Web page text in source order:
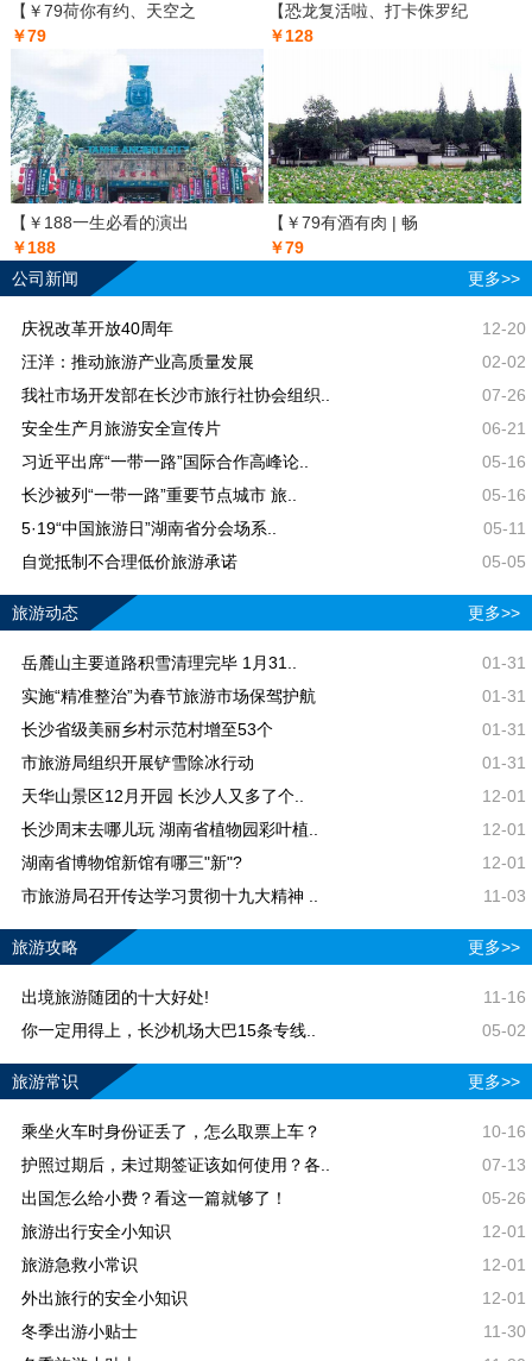
【￥79荷你有约、天空之
￥79
【恐龙复活啦、打卡侏罗纪
￥128
【￥188一生必看的演出
￥188
【￥79有酒有肉 | 畅
￥79
公司新闻
更多>>
庆祝改革开放40周年
12-20
汪洋：推动旅游产业高质量发展
02-02
我社市场开发部在长沙市旅行社协会组织..
07-26
安全生产月旅游安全宣传片
06-21
习近平出席“一带一路”国际合作高峰论..
05-16
长沙被列“一带一路”重要节点城市 旅..
05-16
5·19“中国旅游日”湖南省分会场系..
05-11
自觉抵制不合理低价旅游承诺
05-05
旅游动态 更多>>
岳麓山主要道路积雪清理完毕 1月31..
01-31
实施“精准整治”为春节旅游市场保驾护航
01-31
长沙省级美丽乡村示范村增至53个
01-31
市旅游局组织开展铲雪除冰行动
01-31
天华山景区12月开园 长沙人又多了个..
12-01
长沙周末去哪儿玩 湖南省植物园彩叶植..
12-01
湖南省博物馆新馆有哪三"新"?
12-01
市旅游局召开传达学习贯彻十九大精神 ..
11-03
旅游攻略 更多>>
出境旅游随团的十大好处!
11-16
你一定用得上，长沙机场大巴15条专线..
05-02
旅游常识 更多>>
乘坐火车时身份证丢了，怎么取票上车？
10-16
护照过期后，未过期签证该如何使用？各..
07-13
出国怎么给小费？看这一篇就够了！
05-26
旅游出行安全小知识
12-01
旅游急救小常识
12-01
外出旅行的安全小知识
12-01
冬季出游小贴士
11-30